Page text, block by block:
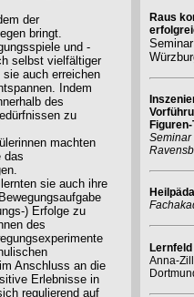
der
bringt.
und -
selbst vielfältiger
auch erreichen
Indem
des
zu
machten
das
sie auch ihre
) Erfolge zu
des
Anschluss an die
Erlebnisse in
regulierend auf
Raus
Anna-